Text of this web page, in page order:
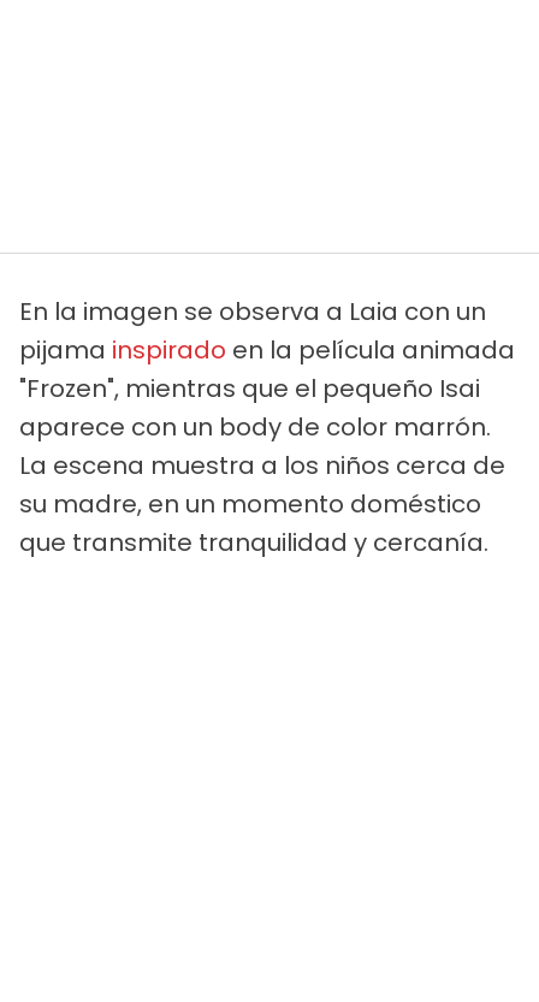
En la imagen se observa a Laia con un
pijama inspirado en la película animada
"Frozen", mientras que el pequeño Isai
aparece con un body de color marrón.
La escena muestra a los niños cerca de
su madre, en un momento doméstico
que transmite tranquilidad y cercanía.